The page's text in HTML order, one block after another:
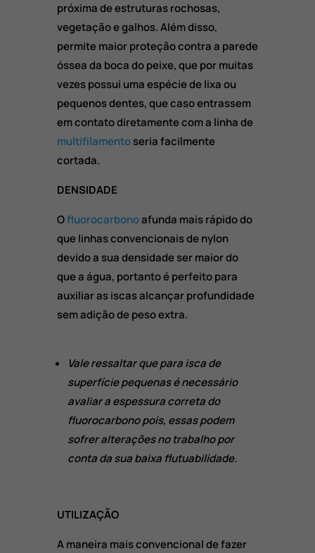
próxima de estruturas rochosas,
vegetação e galhos. Além disso,
permite maior proteção contra a parede
óssea da boca do peixe, que por muitas
vezes possui uma espécie de lixa ou
pequenos dentes, que caso entrassem
em contato diretamente com a linha de
multifilamentoseria facilmente
cortada.
DENSIDADE
Ofluorocarbonoafunda mais rápido do
que linhas convencionais de nylon
devido a sua densidade ser maior do
que a água, portanto é perfeito para
auxiliar as iscas alcançar profundidade
sem adição de peso extra.
Vale ressaltar que para isca de
superfície pequenas é necessário
avaliar a espessura correta do
fluorocarbono pois, essas podem
sofrer alterações no trabalho por
conta da sua baixa flutuabilidade.
UTILIZAÇÃO
A maneira mais convencional de fazer